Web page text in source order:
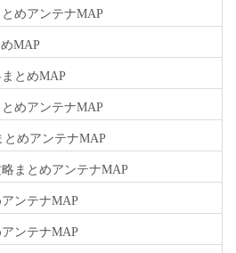
めアンテナMAP
MAP
とめMAP
めアンテナMAP
めアンテナMAP
まとめアンテナMAP
ンテナMAP
ンテナMAP